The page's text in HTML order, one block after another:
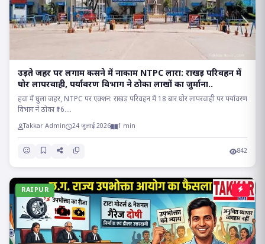
उड़ते जहर पर लगाम कसने में नाकाम NTPC लारा: राखड़ परिवहन में
घोर लापरवाही, पर्यावरण विभाग ने ठोका लाखों का जुर्माना..
हवा में घुला जहर, NTPC पर एक्शन: राखड़ परिवहन में 18 बार घोर लापरवाही पर पर्यावरण
विभाग ने ठोका ₹16....
Takkar Admin 24 जुलाई 2026 1 min
842
RAIPUR